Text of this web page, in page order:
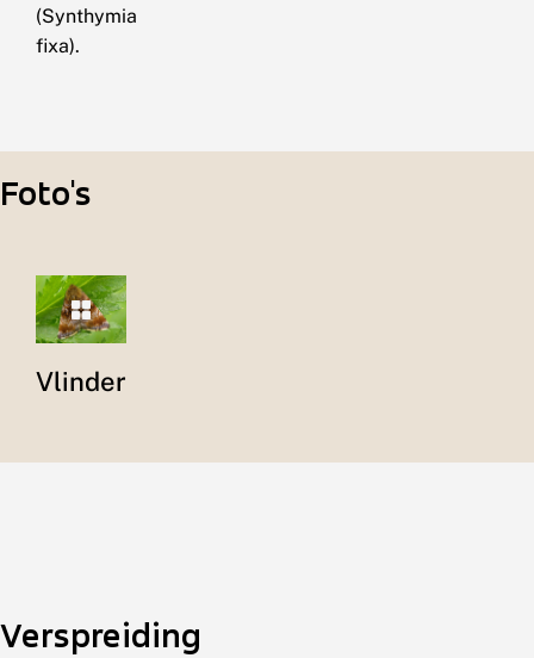
(Synthymia
fixa).
Foto's
Vlinder
Verspreiding